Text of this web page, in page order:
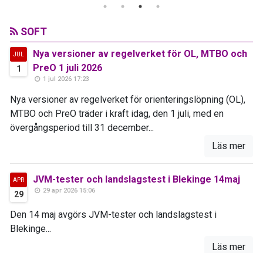
SOFT
JUL
1
Nya versioner av regelverket för OL, MTBO och
PreO 1 juli 2026
1 jul 2026 17:23
Nya versioner av regelverket för orienteringslöpning (OL),
MTBO och PreO träder i kraft idag, den 1 juli, med en
övergångsperiod till 31 december...
Läs mer
APR
29
JVM-tester och landslagstest i Blekinge 14maj
29 apr 2026 15:06
Den 14 maj avgörs JVM-tester och landslagstest i
Blekinge...
Läs mer